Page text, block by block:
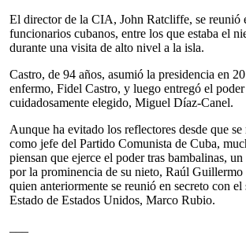
El director de la CIA, John Ratcliffe, se reunió
funcionarios cubanos, entre los que estaba el
durante una visita de alto nivel a la isla.
Castro, de 94 años, asumió la presidencia en
enfermo, Fidel Castro, y luego entregó el
cuidadosamente elegido, Miguel Díaz-Canel.
Aunque ha evitado los reflectores desde que se
como jefe del Partido Comunista de Cuba,
piensan que ejerce el poder tras bambalinas,
por la prominencia de su nieto, Raúl Guillermo
quien anteriormente se reunió en secreto con el
Estado de Estados Unidos, Marco Rubio.